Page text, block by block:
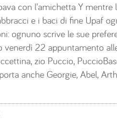
con l’amichetta Y
e i baci di fine Upaf
ognuno scrive le sue
22 appuntamento
zio Puccio,
anche Georgie, Abel,